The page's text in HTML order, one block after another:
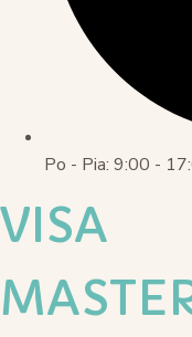
Po - Pia: 9:00 -
VISA